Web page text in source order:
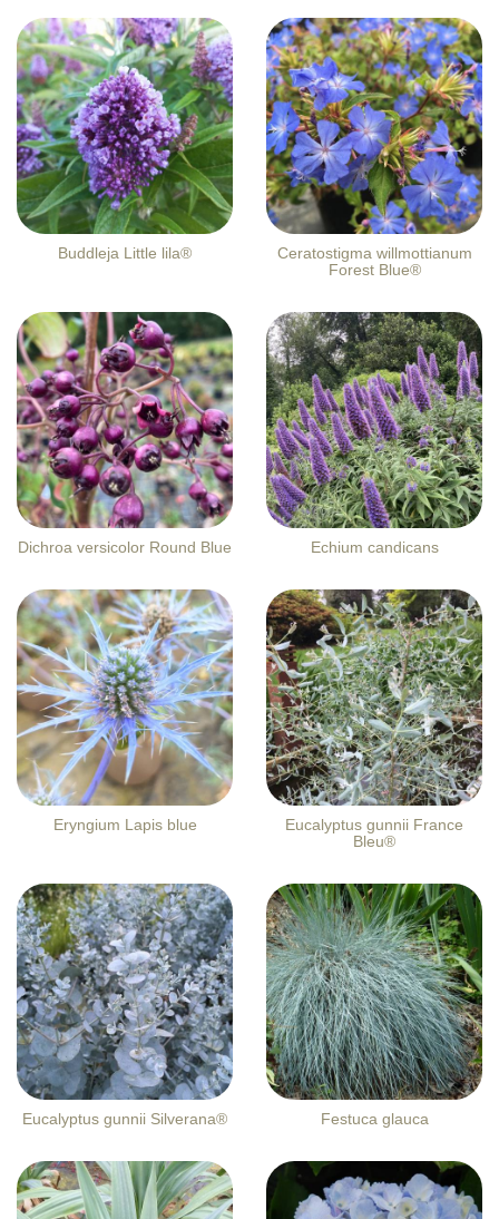
Buddleja Little lila®
Ceratostigma willmottianum
Forest Blue®
Dichroa versicolor Round Blue Echium candicans
Eryngium Lapis blue
Eucalyptus gunnii France
Bleu®
Eucalyptus gunnii Silverana® Festuca glauca